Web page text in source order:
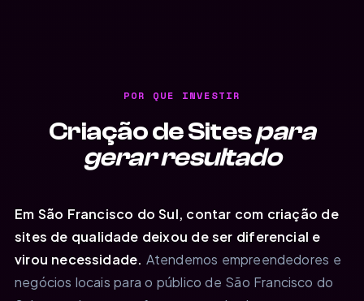
POR QUE INVESTIR
Criação de Sitespara
gerar resultado
Em São Francisco do Sul, contar com criação de
sites de qualidade deixou de ser diferencial e
virou necessidade. Atendemos empreendedores e
negócios locais para o público de São Francisco do